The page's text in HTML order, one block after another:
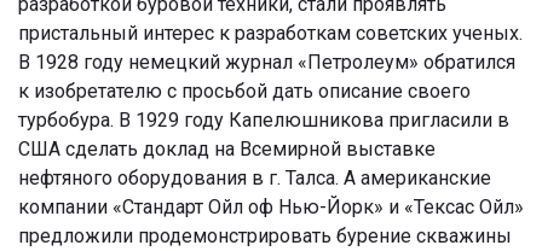
пристальный интерес к разработкам советских ученых.
В 1928 году немецкий журнал «Петролеум» обратился
к изобретателю с просьбой дать описание своего
турбобура. В 1929 году Капелюшникова пригласили в
США сделать доклад на Всемирной выставке
нефтяного оборудования в г. Талса. А американские
компании «Стандарт Ойл оф Нью-Йорк» и «Тексас Ойл»
предложили продемонстрировать бурение скважины